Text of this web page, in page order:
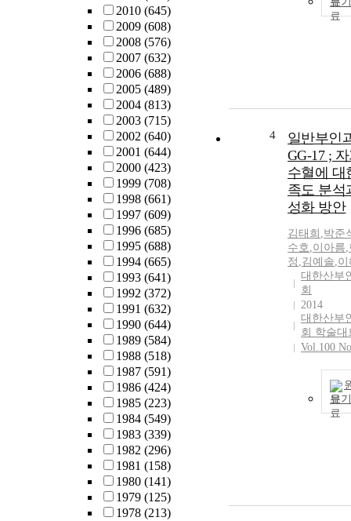
2010 (645)
2009 (608)
2008 (576)
2007 (632)
2006 (688)
2005 (489)
2004 (813)
2003 (715)
2002 (640)
2001 (644)
2000 (423)
1999 (708)
1998 (661)
1997 (609)
1996 (685)
1995 (688)
1994 (665)
1993 (641)
1992 (372)
1991 (632)
1990 (644)
1989 (584)
1988 (518)
1987 (591)
1986 (424)
1985 (223)
1984 (549)
1983 (339)
1982 (296)
1981 (158)
1980 (141)
1979 (125)
1978 (213)
4
일반부인
GG-17 ;
수혈에 대
족도 분석
성화 방안
김태희 ,박준
수호,이아름,
정 ,김예솔,
대한산부
회
2014
대한산부
회 학술대
Vol.100
보기